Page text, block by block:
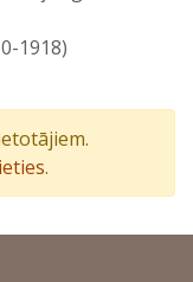
1918)
.